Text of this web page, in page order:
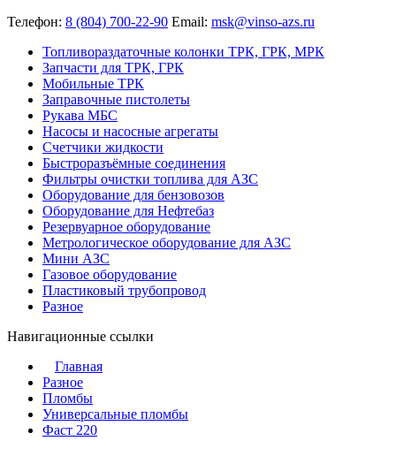
Телефон: 8 (804) 700-22-90 Email: msk@vinso-azs.ru
Топливораздаточные колонки ТРК, ГРК, МРК
Запчасти для ТРК, ГРК
Мобильные ТРК
Заправочные пистолеты
Рукава МБС
Насосы и насосные агрегаты
Счетчики жидкости
Быстроразъёмные соединения
Фильтры очистки топлива для АЗС
Оборудование для бензовозов
Оборудование для Нефтебаз
Резервуарное оборудование
Метрологическое оборудование для АЗС
Мини АЗС
Газовое оборудование
Пластиковый трубопровод
Разное
Навигационные ссылки
Главная
Разное
Пломбы
Универсальные пломбы
Фаст 220